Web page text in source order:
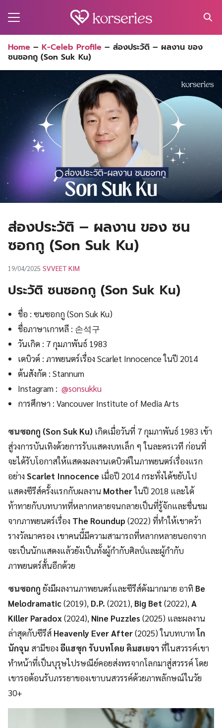
for:
Home – K-Celeb Profile – ส่องประวัติ – ผลงาน ของ
ซนซอกกู (Son Suk Ku)
ส่องประวัติ – ผลงาน ของ ซน
ซอกกู (Son Suk Ku)
19/04/2025 SVVEET KIM
ประวัติ ซนซอกกู (Son Suk Ku)
ชื่อ : ซนซอกกู (Son Suk Ku)
ชื่อภาษาเกาหลี : 손석구
วันเกิด : 7 กุมภาพันธ์ 1983
เดบิวต์ : ภาพยนตร์เรื่อง Scarlet Innocence ในปี 2014
ต้นสังกัด : Stannum
Instagram :@sonsukku
การศึกษา : Vancouver Institute of Media Arts
ซนซอกกู (Son Suk Ku) เกิดเมื่อวันที่ 7 กุมภาพันธ์ 1983 เข้า
สู่วงการบันเทิงด้วยการรับแสดงบทเล็ก ๆ ในละครเวที ก่อนที่
จะได้รับโอกาสให้แสดงผลงานเดบิวต์ในภาพยนตร์เรื่องแรก
อย่างScarlet Innocence เมื่อปี 2014 กระทั่งได้ขยับไป
แสดงซีรีส์ครั้งแรกกับผลงาน Motherในปี 2018 และได้
ท้าทายกับบทบาทที่หลากหลายจนกลายเป็นที่รู้จักและชื่นชม
จากภาพยนตร์เรื่อง The Roundup(2022) ที่ทำให้เขาคว้า
รางวัลมาครอง เขาคนนี้มีความสามารถที่หลากหลายนอกจาก
จะเป็นนักแสดงแล้วยังเป็นทั้งผู้กำกับศิลป์และผู้กำกับ
ภาพยนตร์สั้นอีกด้วย
ซนซอกกู ยังมีผลงานภาพยนตร์และซีรีส์ดังมากมาย อาทิ Be
Melodramatic(2019), D.P. (2021), Big Bet (2022), A
Killer Paradox(2024), Nine Puzzles(2025) และผลงาน
ล่าสุดกับซีรีส์ Heavenly Ever After(2025) ในบทบาทโก
นักจุน สามีของอีแฮซุก รับบทโดย คิมฮเยจาที่ในสวรรค์เขา
ทำหน้าที่เป็นบุรุษไปรษณีย์คอยส่งพรจากโลกมาสู่สวรรค์ โดย
เขารอต้อนรับภรรยาของเขาบนสวรรค์ด้วยภาพลักษณ์ในวัย
30+